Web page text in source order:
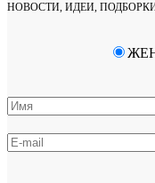
НОВОСТИ, ИДЕИ,